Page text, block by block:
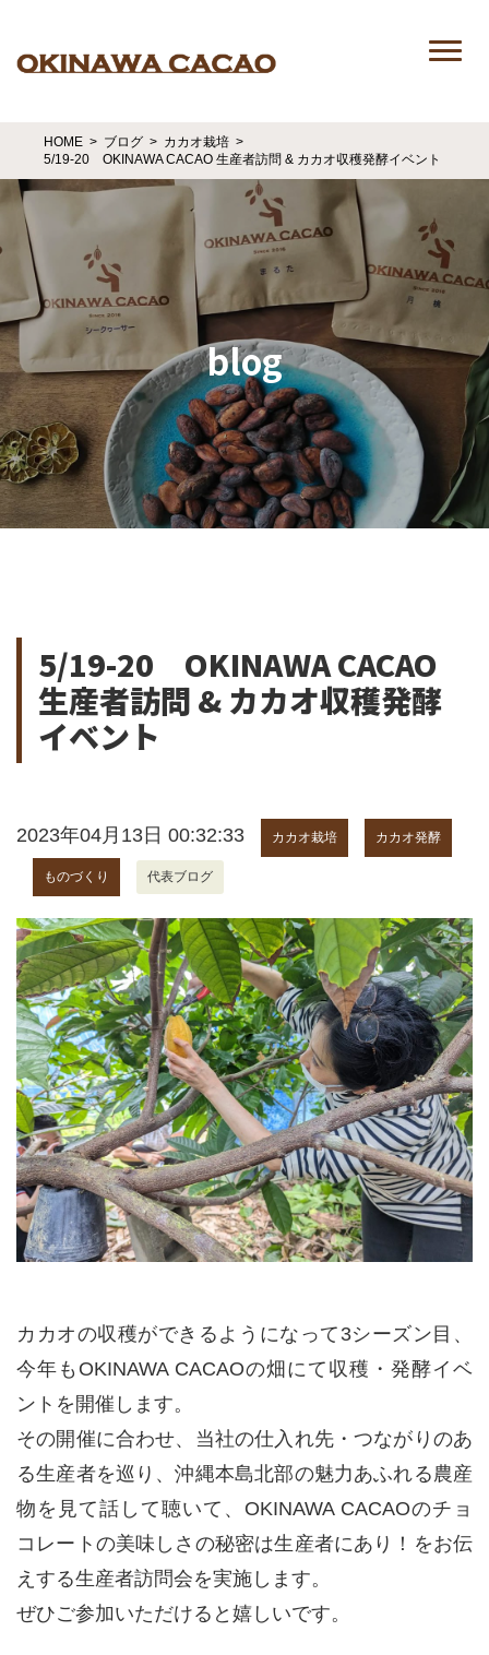
HOME ブログ
カカオ栽培
5/19-20 OKINAWA CACAO 生産者訪問 & カカオ収穫発酵イベント
blog
5/19-20 OKINAWA CACAO
生産者訪問 & カカオ収穫発酵
イベント
2023年04月13日 00:32:33 カカオ栽培 カカオ発酵
ものづくり 代表ブログ
カカオの収穫ができるようになって3シーズン目、
今年もOKINAWA CACAOの畑にて収穫・発酵イベ
ントを開催します。
その開催に合わせ、当社の仕入れ先・つながりのあ
る生産者を巡り、沖縄本島北部の魅力あふれる農産
物を見て話して聴いて、OKINAWA CACAOのチョ
コレートの美味しさの秘密は生産者にあり！をお伝
えする生産者訪問会を実施します。
ぜひご参加いただけると嬉しいです。